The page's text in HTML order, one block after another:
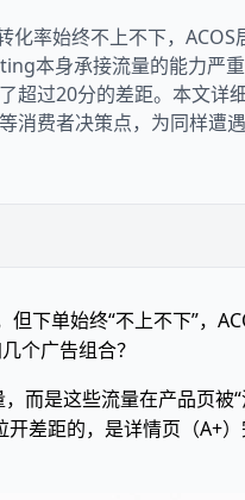
率始终不上不下，ACOS
本身承接流量的能力严
超过20分的差距。本文详
消费者决策点，为同样遭
下单始终“不上不下”，
个广告组合？
而是这些流量在产品页被
开差距的，是详情页（A+